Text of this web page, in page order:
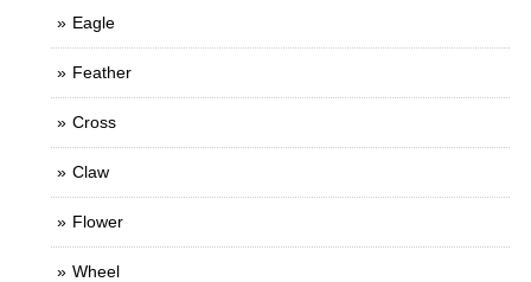
Eagle
Feather
Cross
Claw
Flower
Wheel